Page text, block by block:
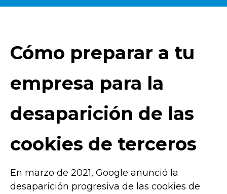
Cómo preparar a tu
empresa para la
desaparición de las
cookies de terceros
En marzo de 2021, Google anunció la
desaparición progresiva de las cookies de